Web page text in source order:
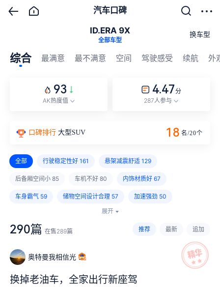
汽车口碑
ID.ERA 9X
全部车型
换车型
综合 最满意 最不满意 空间 驾驶感受 续航 外
93
AK热度值
4.47分
287人参与
口碑排行 大型SUV 18 名/20个
全部 行驶稳定性好 161 悬架减震舒适 129
后备厢空间小 85 车机不好 80 内饰材质好 67
车身霸气 59 储物空间设计合理 57 加速强劲 50
续航里程短
语音识别功能不好10 车机故障
内饰易脏
展开
290篇 在售289篇 推荐 最新 追加
奥特曼我相信光
换掉老油车，全家出行新座驾